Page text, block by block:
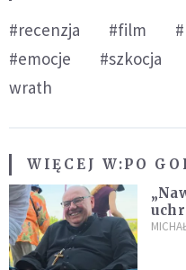
#recenzja #film
#emocje
#szkocja
wrath
WIĘCEJ W:PO